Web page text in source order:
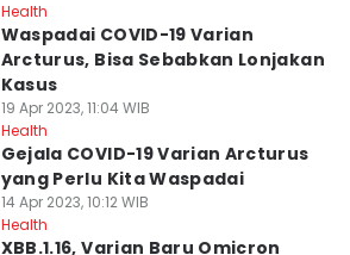
Health
Waspadai COVID-19 Varian
Arcturus, Bisa Sebabkan Lonjakan
Kasus
19 Apr 2023, 11:04 WIB
Health
Gejala COVID-19 Varian Arcturus
yang Perlu Kita Waspadai
14 Apr 2023, 10:12 WIB
Health
XBB.1.16, Varian Baru Omicron